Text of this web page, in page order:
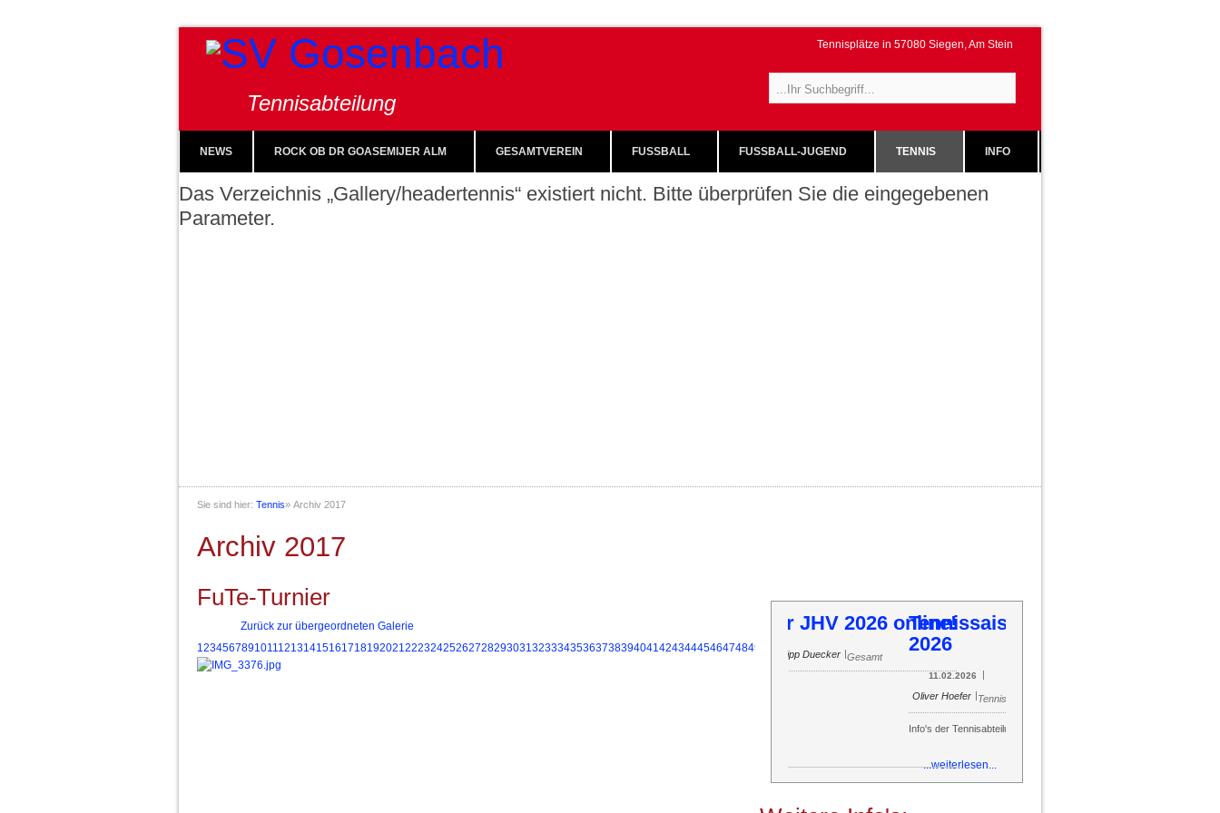
Tennisabteilung
Tennisplätze in 57080 Siegen, Am Stein
NEWS ROCK OB DR GOASEMIJER ALM GESAMTVEREIN FUSSBALL FUSSBALL-JUGEND TENNIS INFO
Das Verzeichnis „Gallery/headertennis“ existiert nicht. Bitte überprüfen Sie die eingegebenen
Parameter.
Sie sind hier: Tennis» Archiv 2017
Archiv 2017
FuTe-Turnier
Zurück zur übergeordneten Galerie
12345678910111213141516171819202122232425262728293031323334353637383940414243444546474849 52 53 55 56 6162636465
Tennissaison 2026
11.02.2026 | Oliver Hoefer